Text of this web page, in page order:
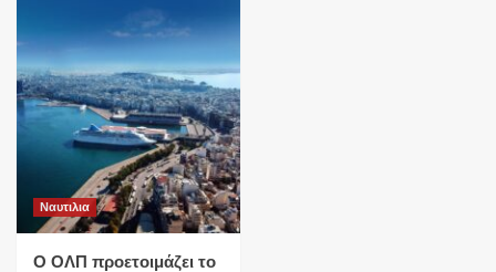
Ναυτιλια
O ΟΛΠ προετοιμάζει το